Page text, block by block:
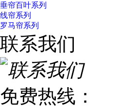
垂帘百叶系列
线帘系列
罗马帘系列
联系我们
免费热线：